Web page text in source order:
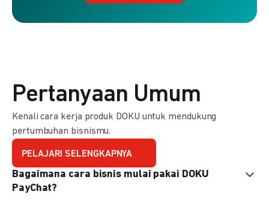
Pertanyaan Umum
Kenali cara kerja produk DOKU untuk mendukung
pertumbuhan bisnismu.
PELAJARI SELENGKAPNYA
Bagaimana cara bisnis mulai pakai DOKU
PayChat?